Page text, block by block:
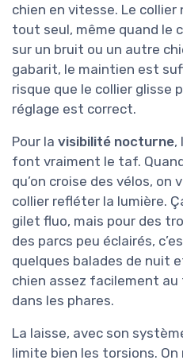
chien en vitesse. Le collier
tout seul, même quand le
sur un bruit ou un autre
gabarit, le maintien est
risque que le collier glisse
réglage est correct.
Pour la visibilité nocturne,
font vraiment le taf.
qu’on croise des vélos, on
collier refléter la lumière.
gilet fluo, mais pour des
des parcs peu éclairés,
quelques balades de nuit
chien assez facilement au
dans les phares.
La laisse, avec son
limite bien les torsions. On